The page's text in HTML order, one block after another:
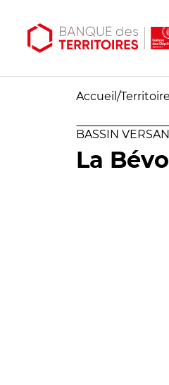
Accueil /Territoire
BASSIN
La